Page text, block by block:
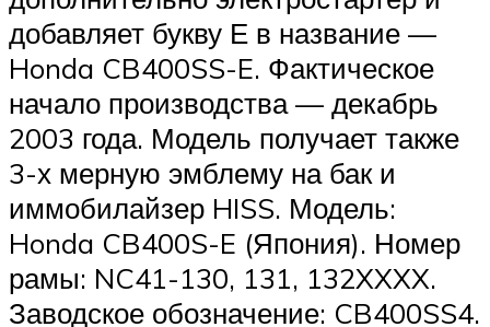
добавляет букву Е в название —
Honda CB400SS-E. Фактическое
начало производства — декабрь
2003 года. Модель получает также
3-х мерную эмблему на бак и
иммобилайзер HISS. Модель:
Honda CB400S-E (Япония). Номер
рамы: NC41-130, 131, 132XXXX.
Заводское обозначение: CB400SS4.